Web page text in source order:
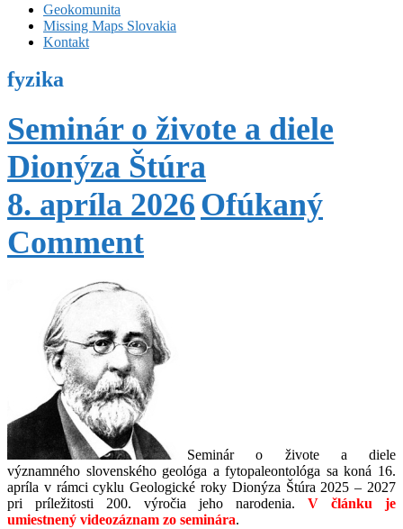
Geokomunita
Missing Maps Slovakia
Kontakt
fyzika
Seminár o živote a diele
Dionýza Štúra
8. apríla 2026 Ofúkaný
Comment
Seminár o živote a diele
významného slovenského geológa a fytopaleontológa sa koná 16.
apríla v rámci cyklu Geologické roky Dionýza Štúra 2025 – 2027
pri príležitosti 200. výročia jeho narodenia. V článku je
umiestnený videozáznam zo seminára.